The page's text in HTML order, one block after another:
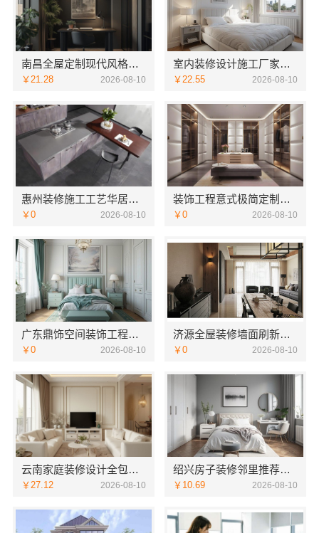
南昌全屋定制现代风格施工队，认准江西尚宅尚品新型环保材料有限公司
￥21.28 2026-08-10
室内装修设计施工厂家：江西圣匠新型环保材料有限公司
￥22.55 2026-08-10
惠州装修施工工艺华居不锈钢，标准化流程保质保量
￥0 2026-08-10
装饰工程意式极简定制厂家华居不锈钢，简约不简单
￥0 2026-08-10
广东鼎饰空间装饰工程有限公司广州装饰零增项承诺
￥0 2026-08-10
济源全屋装修墙面刷新，河南璟臻环保建材有限公司全包服务
￥0 2026-08-10
云南家庭装修设计全包价格，云南至高新型建材有限公司合理透明
￥27.12 2026-08-10
绍兴房子装修邻里推荐，浙江宜美嘉装饰工程有限公司口碑见证
￥10.69 2026-08-10